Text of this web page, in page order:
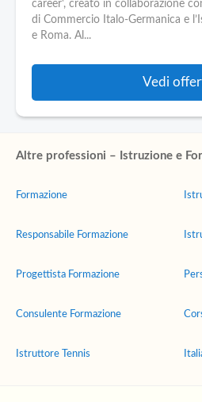
career', creato in collaborazione
di Commercio Italo-Germanica e
e Roma. Al...
Vedi
Altre professioni – Istruzione e
Formazione
Responsabile Formazione
Progettista Formazione
Consulente Formazione
Istruttore Tennis